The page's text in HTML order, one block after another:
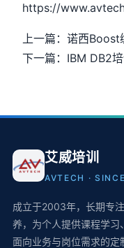
https://
上一篇：诺西Boost
下一篇：IBM DB2
艾威培训
AVTECH ·
成立于2003年，长期专
养，为个人提供课程学
面向业务与岗位需求的定